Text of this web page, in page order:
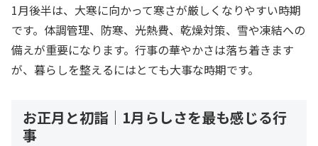
1月後半は、大寒に向かって寒さが厳しくなりやすい時期
です。体調管理、防寒、光熱費、乾燥対策、雪や凍結への
備えが重要になります。行事の華やかさは落ち着きます
が、暮らしを整えるにはとても大事な時期です。
お正月と初詣｜1月らしさを最も感じる行
事